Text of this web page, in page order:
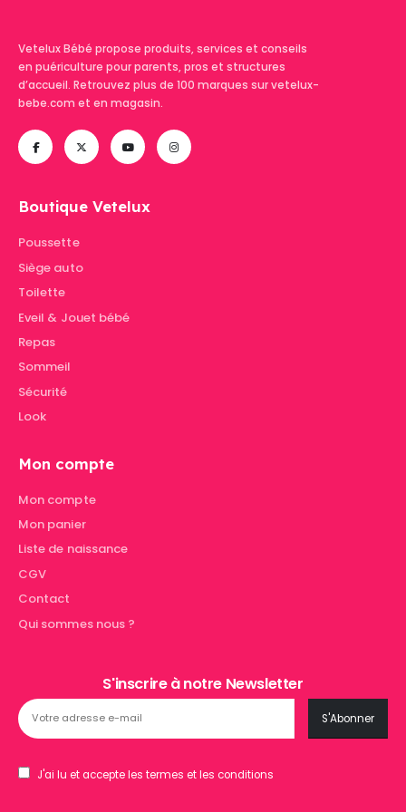
Vetelux Bébé propose produits, services et conseils
en puériculture pour parents, pros et structures
d’accueil. Retrouvez plus de 100 marques sur vetelux-
bebe.com et en magasin.
Boutique Vetelux
Poussette
Siège auto
Toilette
Eveil & Jouet bébé
Repas
Sommeil
Sécurité
Look
Mon compte
Mon compte
Mon panier
Liste de naissance
CGV
Contact
Qui sommes nous ?
S'inscrire à notre Newsletter
J'ai lu et accepte les termes et les conditions